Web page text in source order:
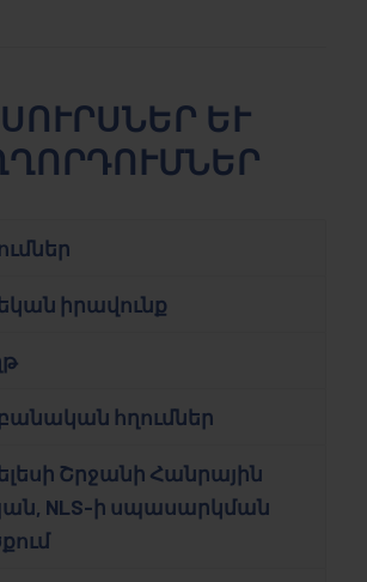
ԵՒ Ո
իրավունք
հղումներ
Շրջանի Հանրային
NLS-ի սպասարկման